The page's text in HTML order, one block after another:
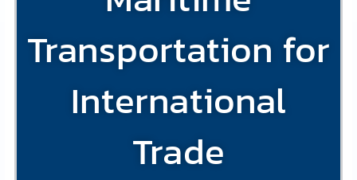
Transportation for
International
Trade